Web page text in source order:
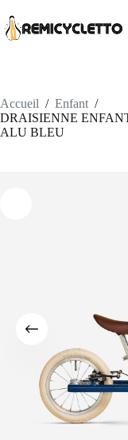
au
contenu
Accueil / Enfant /
DRAISIENNE
ALU BLEU